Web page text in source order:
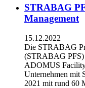
STRABAG
Management
15.12.2022
Die STRABAG
(STRABAG PFS)
ADOMUS
Unternehmen mit
2021 mit rund 60